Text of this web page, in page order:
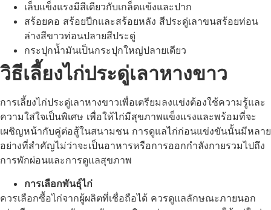
เล็บแข็งแรงมีสีเดียวกับเกล็ดแข้งและปาก
สร้อยคอ สร้อยปีกและสร้อยหลัง สีประดู่เลาขนสร้อยท่อน
ล่างสีขาวท่อนปลายสีประดู่
กระปุกน้ำมันเป็นกระปุกใหญ่ปลายเดียว
วิธีเลี้ยงไก่ประดู่เลาหางขาว
การเลี้ยงไก่ประดู่เลาหางขาวเพื่อเตรียมลงแข่งต้องใช้ความรู้และ
ความใส่ใจเป็นพิเศษ เพื่อให้ไก่มีสุขภาพแข็งแรงและพร้อมที่จะ
เผชิญหน้ากับคู่ต่อสู้ในสนามชน การดูแลไก่ก่อนแข่งขันนั้นมีหลาย
อย่างที่สำคัญไม่ว่าจะเป็นอาหารหรือการออกกำลังกายรวมไปถึง
การพักผ่อนและการดูแลสุขภาพ
การเลือกพันธุ์ไก่
ควรเลือกซื้อไก่จากผู้ผลิตที่เชื่อถือได้ ควรดูแลลักษณะภายนอก